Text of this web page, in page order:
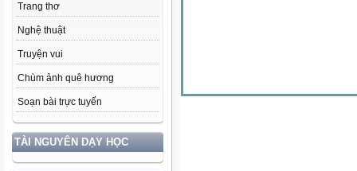
Trang thơ
Nghệ thuật
Truyện vui
Chùm ảnh quê hương
Soạn bài trực tuyến
TÀI NGUYÊN DẠY HỌC